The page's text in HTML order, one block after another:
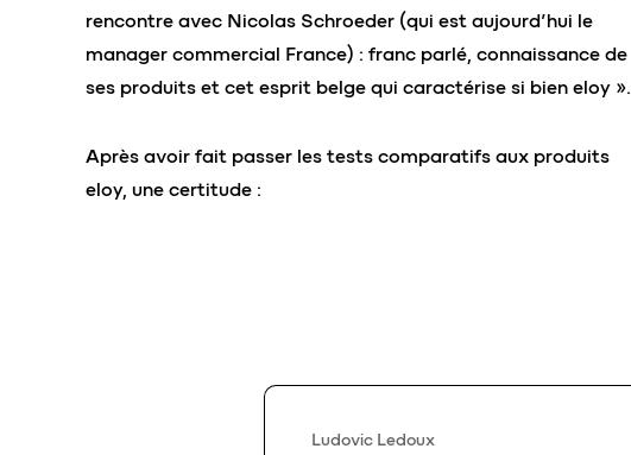
rencontre avec Nicolas Schroeder (qui est aujourd’hui le
manager commercial France) : franc parlé, connaissance de
ses produits et cet esprit belge qui caractérise si bien eloy ».
Après avoir fait passer les tests comparatifs aux produits
eloy, une certitude :
Ludovic Ledoux
Ludovic Ledoux